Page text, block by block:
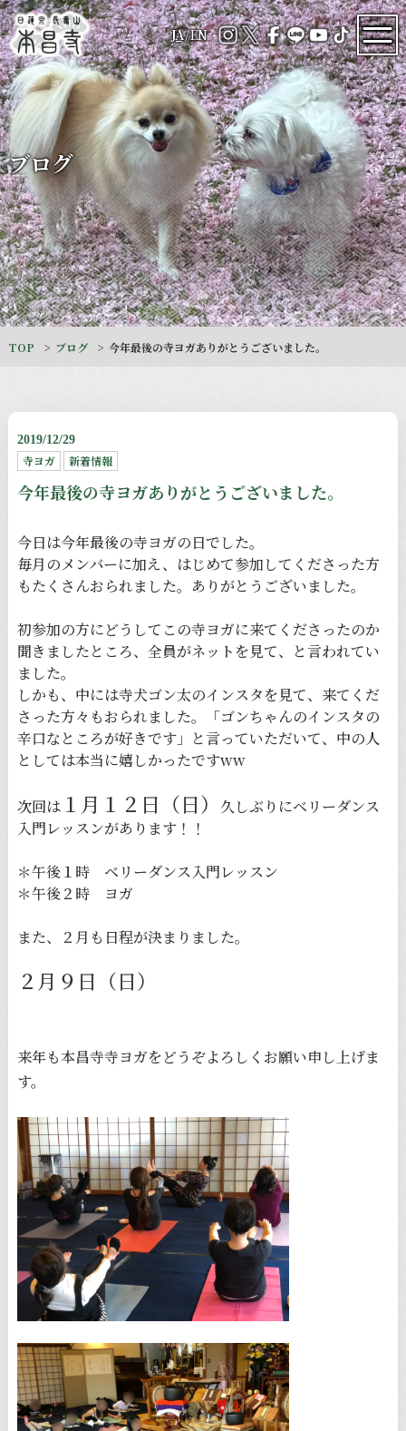
JA/EN
ブログ
TOP ブログ 今年最後の寺ヨガありがとうございました。
2019/12/29
寺ヨガ 新着情報
今年最後の寺ヨガありがとうございました。
今日は今年最後の寺ヨガの日でした。
毎月のメンバーに加え、はじめて参加してくださった方
もたくさんおられました。ありがとうございました。
初参加の方にどうしてこの寺ヨガに来てくださったのか
聞きましたところ、全員がネットを見て、と言われてい
ました。
しかも、中には寺犬ゴン太のインスタを見て、来てくだ
さった方々もおられました。「ゴンちゃんのインスタの
辛口なところが好きです」と言っていただいて、中の人
としては本当に嬉しかったですww
次回は１月１２日（日）
久しぶりにベリーダンス
入門レッスンがあります！！
＊午後１時 ベリーダンス入門レッスン
＊午後２時 ヨガ
また、２月も日程が決まりました。
２月９日（日）
来年も本昌寺寺ヨガをどうぞよろしくお願い申し上げま
す。